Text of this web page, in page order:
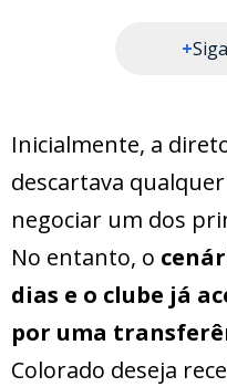
+
Inicialmente, a
descartava
negociar um dos
No entanto, o
dias e o clube já
por uma
Colorado deseja